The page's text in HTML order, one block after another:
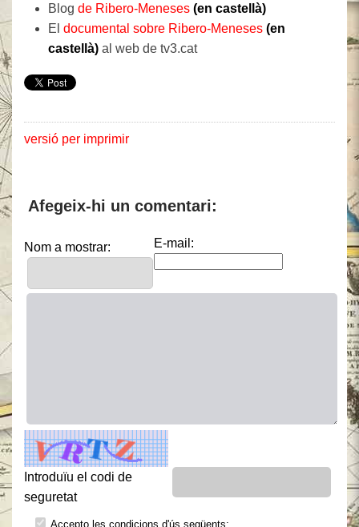
Blog de Ribero-Meneses (en castellà)
El documental sobre Ribero-Meneses (en
castellà) al web de tv3.cat
versió per imprimir
Afegeix-hi un comentari:
Nom a mostrar: E-mail:
Introduïu el codi de
seguretat
Accepto les condicions d'ús següents: